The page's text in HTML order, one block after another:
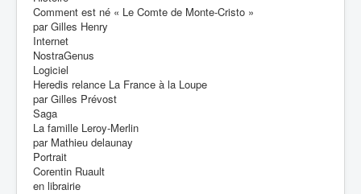
Comment est né « Le Comte de Monte-Cristo »
par Gilles Henry
Internet
NostraGenus
Logiciel
Heredis relance La France à la Loupe
par Gilles Prévost
Saga
La famille Leroy-Merlin
par Mathieu delaunay
Portrait
Corentin Ruault
en librairie